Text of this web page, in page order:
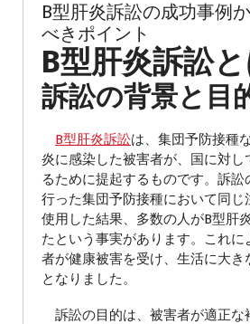
B型肝炎訴訟の成功事例
べきポイント
B型肝炎訴訟
訴訟の背景と目
B型肝炎訴訟は、集団予防接種
炎に感染した被害者が、国に対し
るために提起するものです。訴
行った集団予防接種において同じ
使用した結果、多数の人がB型肝
たという事実があります。これに
者が健康被害を受け、生活に大き
となりました。
訴訟の目的は、被害者が適正な